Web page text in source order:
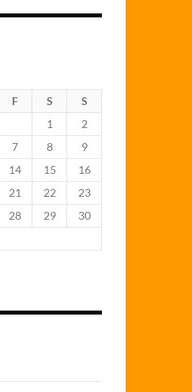
F S
S
1
2
7 8
9
14 15
16
21 22
23
28 29
30